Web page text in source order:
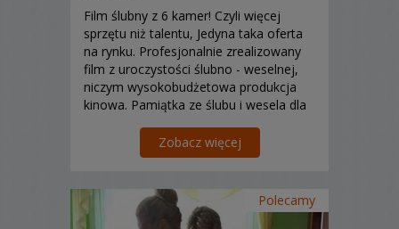
Film ślubny z 6 kamer! Czyli więcej
sprzętu niż talentu, Jedyna taka oferta
na rynku. Profesjonalnie zrealizowany
film z uroczystości ślubno - weselnej,
niczym wysokobudżetowa produkcja
kinowa. Pamiątka ze ślubu i wesela dla
w naszych filmach chcemy zawsze
Zobacz więcej
Polecamy